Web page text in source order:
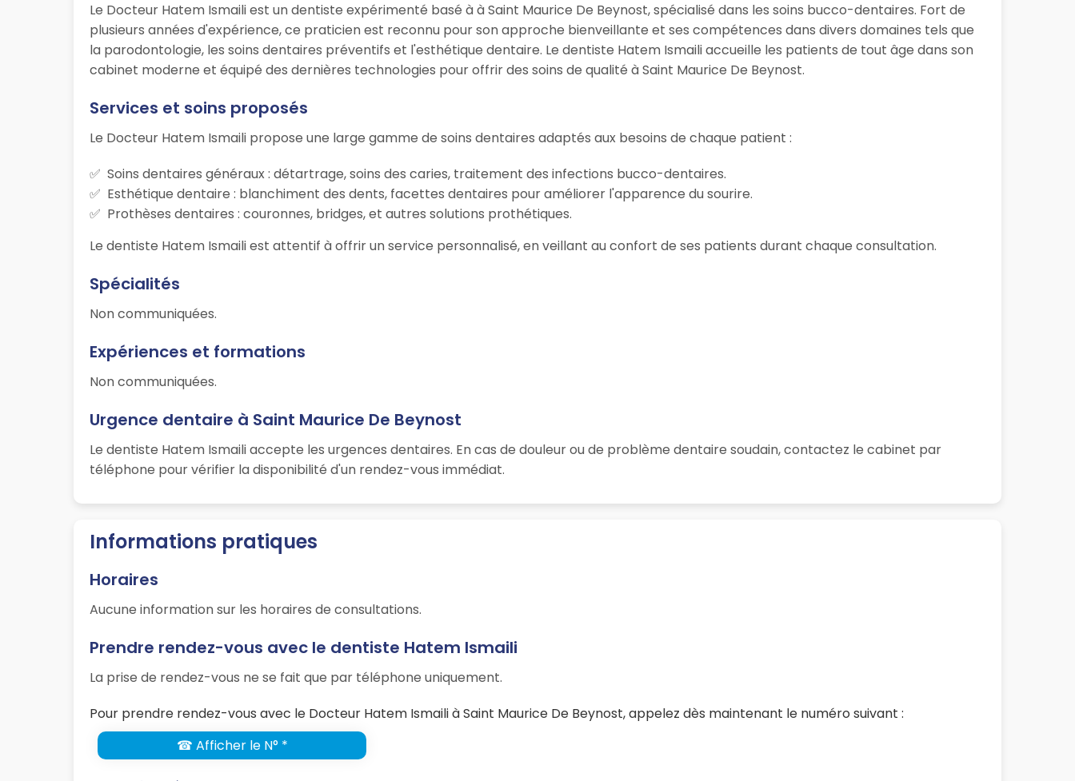
Le Docteur Hatem Ismaili est un dentiste expérimenté basé à à Saint Maurice De Beynost, spécialisé dans les soins bucco-dentaires. Fort de
plusieurs années d'expérience, ce praticien est reconnu pour son approche bienveillante et ses compétences dans divers domaines tels que
la parodontologie, les soins dentaires préventifs et l'esthétique dentaire. Le dentiste Hatem Ismaili accueille les patients de tout âge dans son
cabinet moderne et équipé des dernières technologies pour offrir des soins de qualité à Saint Maurice De Beynost.
Services et soins proposés
Le Docteur Hatem Ismaili propose une large gamme de soins dentaires adaptés aux besoins de chaque patient :
Soins dentaires généraux : détartrage, soins des caries, traitement des infections bucco-dentaires.
Esthétique dentaire : blanchiment des dents, facettes dentaires pour améliorer l'apparence du sourire.
Prothèses dentaires : couronnes, bridges, et autres solutions prothétiques.
Le dentiste Hatem Ismaili est attentif à offrir un service personnalisé, en veillant au confort de ses patients durant chaque consultation.
Spécialités
Non communiquées.
Expériences et formations
Non communiquées.
Urgence dentaire à Saint Maurice De Beynost
Le dentiste Hatem Ismaili accepte les urgences dentaires. En cas de douleur ou de problème dentaire soudain, contactez le cabinet par
téléphone pour vérifier la disponibilité d'un rendez-vous immédiat.
Informations pratiques
Horaires
Aucune information sur les horaires de consultations.
Prendre rendez-vous avec le dentiste Hatem Ismaili
La prise de rendez-vous ne se fait que par téléphone uniquement.
Pour prendre rendez-vous avec le Docteur Hatem Ismaili à Saint Maurice De Beynost, appelez dès maintenant le numéro suivant :
☎ Afficher le N° *